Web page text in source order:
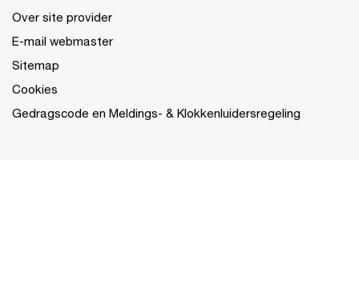
Over site provider
E-mail webmaster
Sitemap
Cookies
Gedragscode en Meldings- & Klokkenluidersregeling